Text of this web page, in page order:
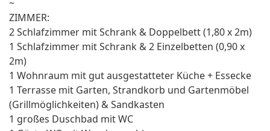
~
ZIMMER:
2 Schlafzimmer mit Schrank & Doppelbett (1,80 x 2m)
1 Schlafzimmer mit Schrank & 2 Einzelbetten (0,90 x
2m)
1 Wohnraum mit gut ausgestatteter Küche + Essecke
1 Terrasse mit Garten, Strandkorb und Gartenmöbel
(Grillmöglichkeiten) & Sandkasten
1 großes Duschbad mit WC